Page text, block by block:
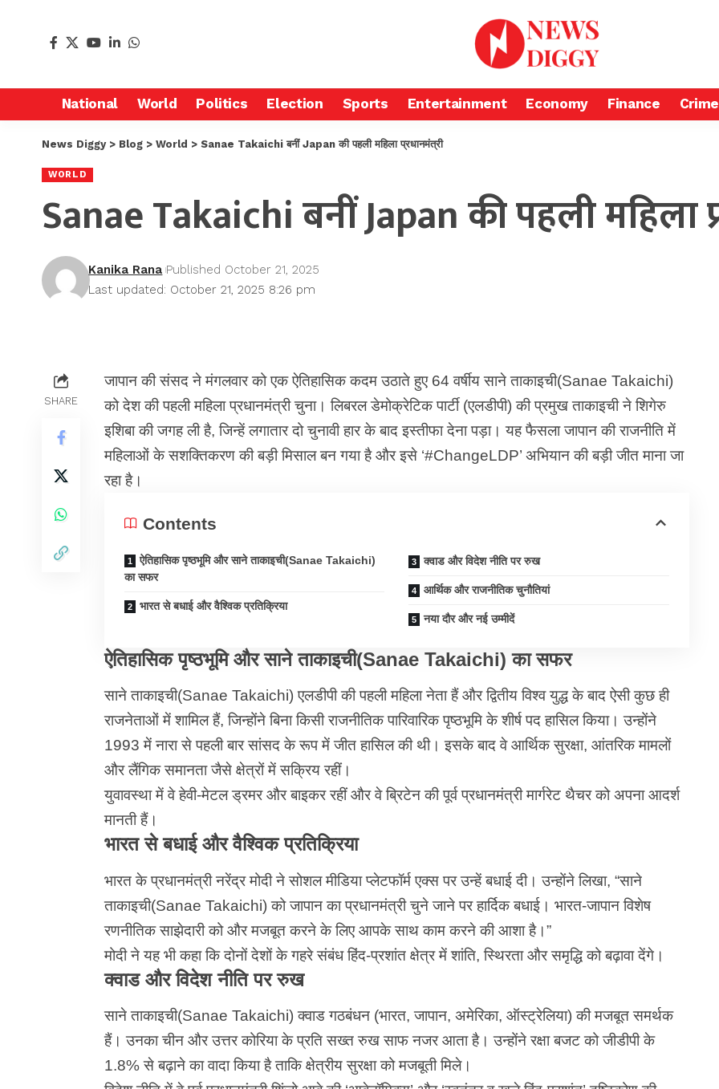
National World Politics Election Sports Entertainment Economy Finance Crime
News Diggy> Blog > World > Sanae Takaichi बनीं Japan की पहली महिला प्रधानमंत्री
WORLD
Sanae Takaichi बनीं Japan की पहली महिला
Last updated: October 21, 2025 8:26 pm
Kanika Rana Published October 21, 2025
SHARE
जापान की संसद ने मंगलवार को एक ऐतिहासिक कदम उठाते हुए 64 वर्षीय साने ताकाइची(Sanae Takaichi)
को देश की पहली महिला प्रधानमंत्री चुना। लिबरल डेमोक्रेटिक पार्टी (एलडीपी) की प्रमुख ताकाइची ने शिगेरु
इशिबा की जगह ली है, जिन्हें लगातार दो चुनावी हार के बाद इस्तीफा देना पड़ा। यह फैसला जापान की राजनीति में
महिलाओं के सशक्तिकरण की बड़ी मिसाल बन गया है और इसे ‘#ChangeLDP’ अभियान की बड़ी जीत माना जा
रहा है।
Contents
ऐतिहासिक पृष्ठभूमि और साने ताकाइची(Sanae Takaichi)
का सफर
भारत से बधाई और वैश्विक प्रतिक्रिया
क्वाड और विदेश नीति पर रुख
आर्थिक और राजनीतिक चुनौतियां
नया दौर और नई उम्मीदें
ऐतिहासिक पृष्ठभूमि और साने ताकाइची(Sanae Takaichi) का सफर
साने ताकाइची(Sanae Takaichi) एलडीपी की पहली महिला नेता हैं और द्वितीय विश्व युद्ध के बाद ऐसी कुछ ही
राजनेताओं में शामिल हैं, जिन्होंने बिना किसी राजनीतिक पारिवारिक पृष्ठभूमि के शीर्ष पद हासिल किया। उन्होंने
1993 में नारा से पहली बार सांसद के रूप में जीत हासिल की थी। इसके बाद वे आर्थिक सुरक्षा, आंतरिक मामलों
और लैंगिक समानता जैसे क्षेत्रों में सक्रिय रहीं।
युवावस्था में वे हेवी-मेटल ड्रमर और बाइकर रहीं और वे ब्रिटेन की पूर्व प्रधानमंत्री मार्गरेट थैचर को अपना आदर्श
मानती हैं।
भारत से बधाई और वैश्विक प्रतिक्रिया
भारत के प्रधानमंत्री नरेंद्र मोदी ने सोशल मीडिया प्लेटफॉर्म एक्स पर उन्हें बधाई दी। उन्होंने लिखा, “साने
ताकाइची(Sanae Takaichi) को जापान का प्रधानमंत्री चुने जाने पर हार्दिक बधाई। भारत-जापान विशेष
रणनीतिक साझेदारी को और मजबूत करने के लिए आपके साथ काम करने की आशा है।”
मोदी ने यह भी कहा कि दोनों देशों के गहरे संबंध हिंद-प्रशांत क्षेत्र में शांति, स्थिरता और समृद्धि को बढ़ावा देंगे।
क्वाड और विदेश नीति पर रुख
साने ताकाइची(Sanae Takaichi) क्वाड गठबंधन (भारत, जापान, अमेरिका, ऑस्ट्रेलिया) की मजबूत समर्थक
हैं। उनका चीन और उत्तर कोरिया के प्रति सख्त रुख साफ नजर आता है। उन्होंने रक्षा बजट को जीडीपी के
1.8% से बढ़ाने का वादा किया है ताकि क्षेत्रीय सुरक्षा को मजबूती मिले।